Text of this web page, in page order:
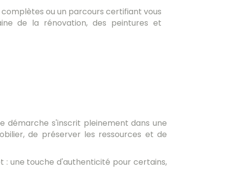
ou un parcours certifiant vous
de la rénovation, des peintures et
démarche s'inscrit pleinement dans une
de préserver les ressources et de
: une touche d'authenticité pour certains,